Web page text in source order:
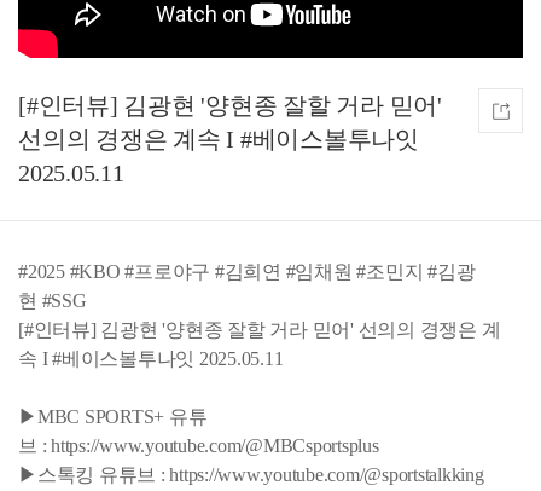
[#인터뷰] 김광현 '양현종 잘할 거라 믿어'
선의의 경쟁은 계속 I #베이스볼투나잇
2025.05.11
#2025 #KBO #프로야구 #김희연 #임채원 #조민지 #김광
현 #SSG
[#인터뷰] 김광현 '양현종 잘할 거라 믿어' 선의의 경쟁은 계
속 I #베이스볼투나잇 2025.05.11
▶MBC SPORTS+ 유튜
브 : https://www.youtube.com/@MBCsportsplus
▶스톡킹 유튜브 : https://www.youtube.com/@sportstalkking